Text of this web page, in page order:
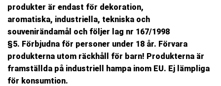
produkter är endast för dekoration,
aromatiska, industriella, tekniska och
souvenirändamål och följer lag nr 167/1998
§5. Förbjudna för personer under 18 år. Förvara
produkterna utom räckhåll för barn! Produkterna är
framställda på industriell hampa inom EU. Ej lämpliga
för konsumtion.